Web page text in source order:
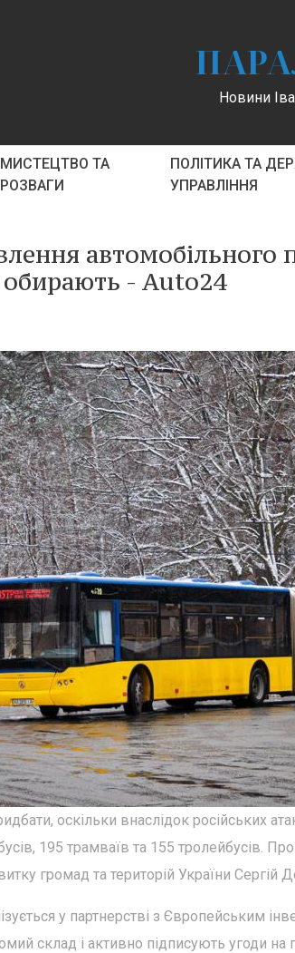
Новини
МИСТЕЦТВО ТА
РОЗВАГИ
ПОЛІТИКА ТА
УПРАВЛІННЯ
автомобільного
обирають - Auto24
оскільки внаслідок російських
195 трамваїв та 155 тролейбусів.
громад та територій України Сергій
у партнерстві з Європейським
склад і активно підписують угоди на